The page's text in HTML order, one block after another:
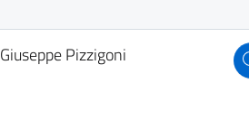
Giuseppe Pizzigoni